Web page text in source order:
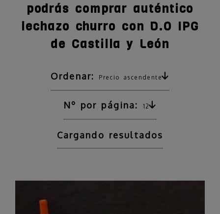
podrás comprar auténtico
lechazo churro con D.O IPG
de Castilla y León
Ordenar: Precio ascendente
Nº por página: 12
Cargando resultados